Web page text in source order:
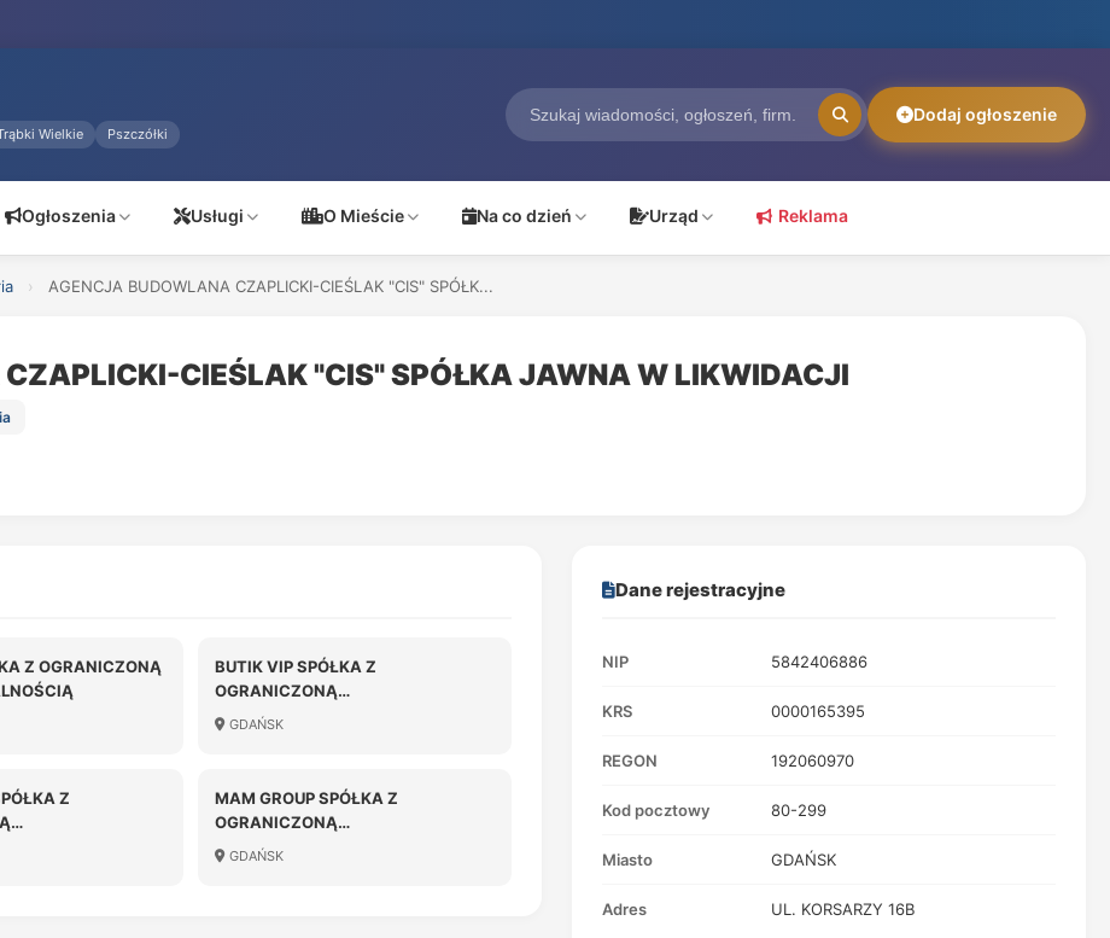
Wielkie Pszczółki
Dodaj ogłoszenie
Ogłoszenia Usługi O Mieście Na co dzień Urząd Reklama
› AGENCJA BUDOWLANA CZAPLICKI-CIEŚLAK "CIS" SPÓŁK...
CIEŚLAK "CIS" SPÓŁKA JAWNA W LIKWIDACJI
Z OGRANICZONĄ
BUTIK VIP SPÓŁKA Z
OGRANICZONĄ
ODPOWIEDZIALNOŚCIĄ
GDAŃSK
Z
MAM GROUP SPÓŁKA Z
OGRANICZONĄ
ODPOWIEDZIALNOŚCIĄ SPÓŁKA
GDAŃSK
Dane rejestracyjne
NIP 5842406886
KRS 0000165395
REGON 192060970
Kod pocztowy 80-299
Miasto GDAŃSK
Adres UL. KORSARZY 16B